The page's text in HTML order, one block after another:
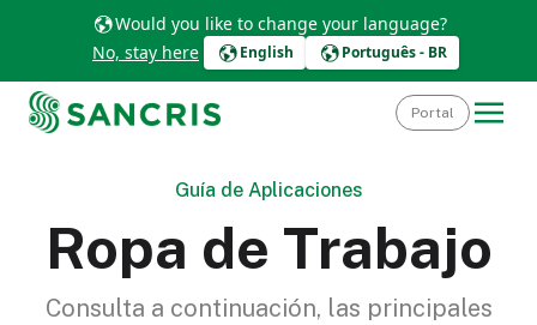
Would you like to change your language?
No, stay here
English Português - BR
Portal
Guía de Aplicaciones
Ropa de Trabajo
Consulta a continuación, las principales